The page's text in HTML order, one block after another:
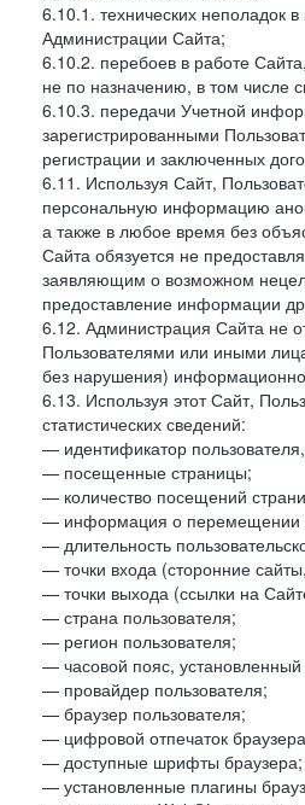
6.10.1. технических неполадок
Администрации Сайта;
6.10.2. перебоев в работе
не по назначению, в том числе
6.10.3. передачи Учетной
зарегистрированными
регистрации и заключенных
6.11. Используя Сайт,
персональную информацию
а также в любое время без
Сайта обязуется не
заявляющим о возможном
предоставление информации
6.12. Администрация Сайта не
Пользователями или иными
без нарушения)
6.13. Используя этот Сайт,
статистических сведений:
— идентификатор
— посещенные страницы;
— количество посещений
— информация о перемещении
— длительность
— точки входа (сторонние
— точки выхода (ссылки на
— страна пользователя;
— регион пользователя;
— часовой пояс, установленный
— провайдер пользователя;
— браузер пользователя;
— цифровой отпечаток
— доступные шрифты браузера;
— установленные плагины